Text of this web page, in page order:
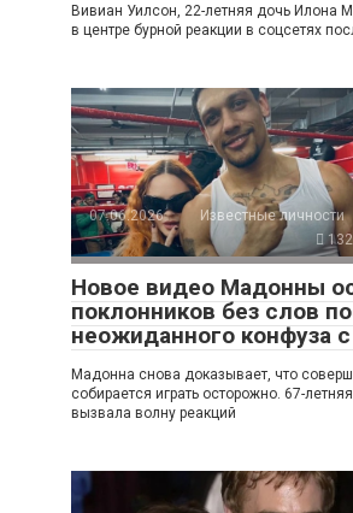
Вивиан Уилсон, 22-летняя дочь Илона
в центре бурной реакции в соцсетях
07.06.2026
Известные личности
Новое видео Мадонны
поклонников без слов
неожиданного конфуза
Мадонна снова доказывает, что
собирается играть осторожно. 67-
вызвала волну реакций